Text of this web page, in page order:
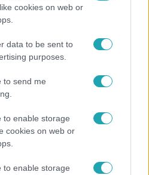
cookies on web or
data to be sent to
purposes.
to send me
to enable storage
cookies on web or
to enable storage
meg, akkor sem
megszólalt a politikai
7:02